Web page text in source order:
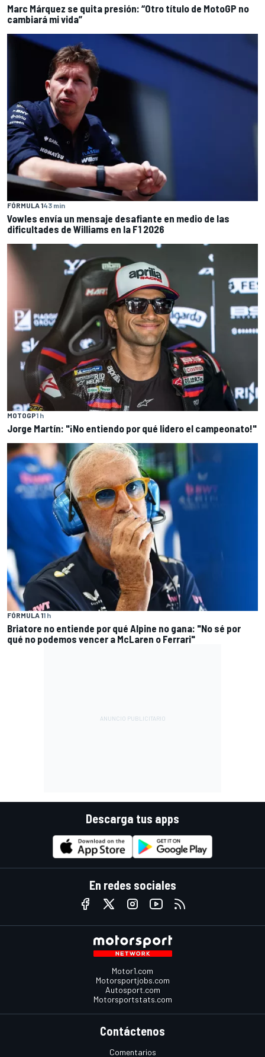
Marc Márquez se quita presión: “Otro título de MotoGP no
cambiará mi vida”
FÓRMULA 143 min
Vowles envía un mensaje desafiante en medio de las
dificultades de Williams en la F1 2026
MOTOGP1 h
Jorge Martín: "¡No entiendo por qué lidero el campeonato!"
FÓRMULA 11 h
Briatore no entiende por qué Alpine no gana: "No sé por
qué no podemos vencer a McLaren o Ferrari"
Descarga tus apps
En redes sociales
Motor1.com
Motorsportjobs.com
Autosport.com
Motorsportstats.com
Contáctenos
Comentarios